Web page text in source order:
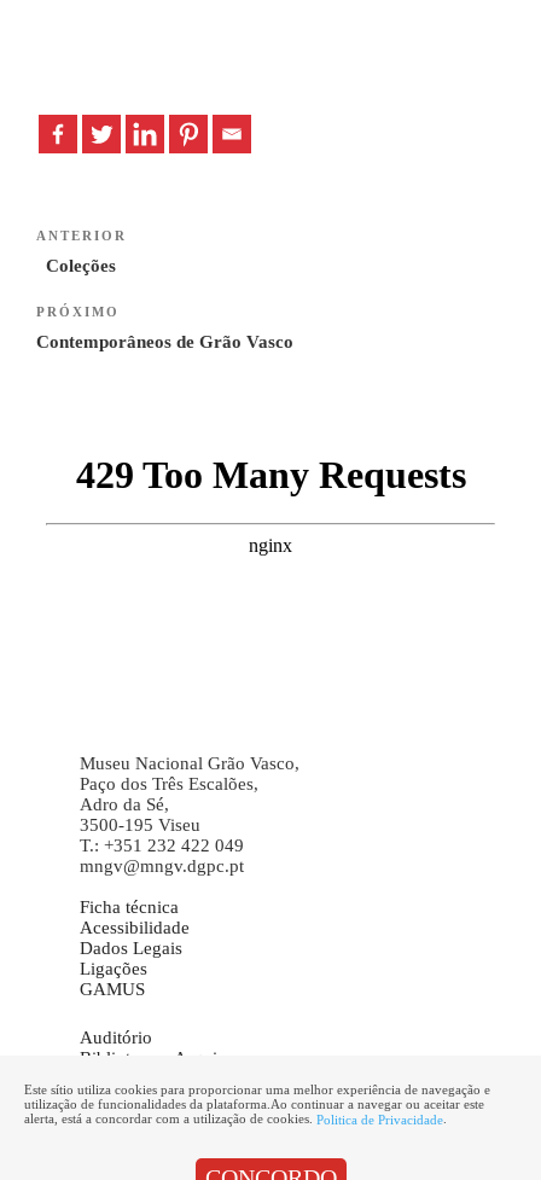
Navegação
de
Previous
Post
ANTERIOR
Coleções
Next
Post
PRÓXIMO
Contemporâneos de Grão Vasco
Museu Nacional Grão Vasco,
Paço dos Três Escalões,
Adro da Sé,
3500-195 Viseu
T.: +351 232 422 049
mngv@mngv.dgpc.pt
Ficha técnica
Acessibilidade
Dados Legais
Ligações
GAMUS
Auditório
Biblioteca – Arquivo
Informações
Marcação de visitas
Este sítio utiliza cookies para proporcionar uma melhor experiência de navegação e
utilização de funcionalidades da plataforma.Ao continuar a navegar ou aceitar este
alerta, está a concordar com a utilização de cookies. Politica de Privacidade